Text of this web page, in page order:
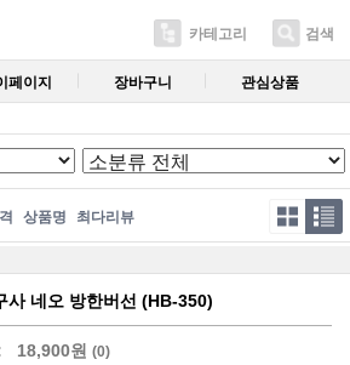
카테고리 검색
페이지 장바구니 관심상품
상품명 최다리뷰
사 네오 방한버선 (HB-350)
18,900원 (0)